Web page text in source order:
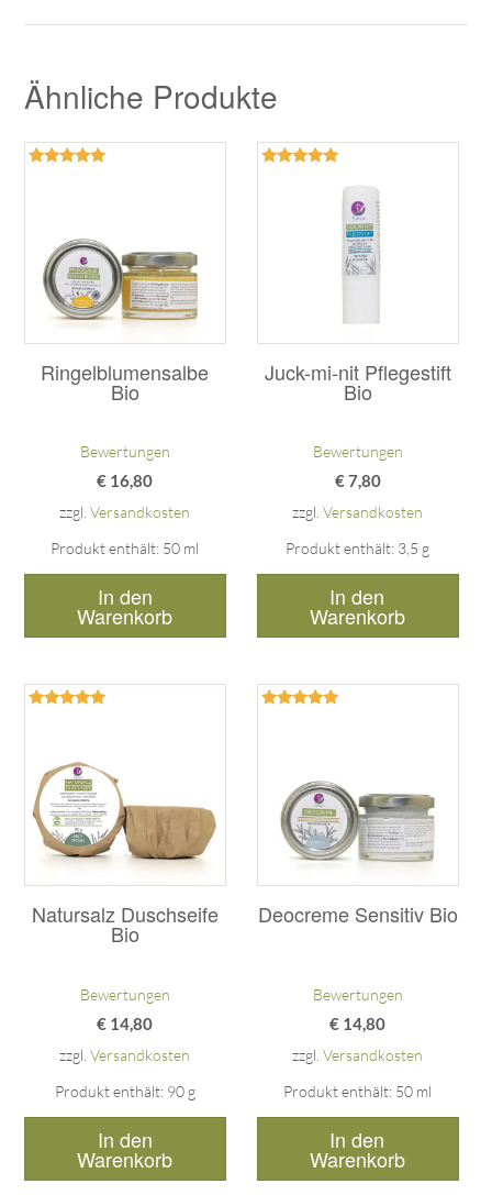
Ähnliche Produkte
Ringelblumensalbe
Bio
Bewertungen
€ 16,80
zzgl.Versandkosten
Produkt enthält: 50 ml
In den
Warenkorb
Juck-mi-nit Pflegestift
Bio
Bewertungen
€7,80
zzgl.Versandkosten
Produkt enthält: 3,5 g
In den
Warenkorb
Natursalz Duschseife
Bio
von 5
Bewertungen
€ 14,80
zzgl.Versandkosten
Produkt enthält: 90 g
In den
Warenkorb
Deocreme Sensitiv Bio
Bewertungen
€ 14,80
zzgl.Versandkosten
Produkt enthält: 50 ml
In den
Warenkorb